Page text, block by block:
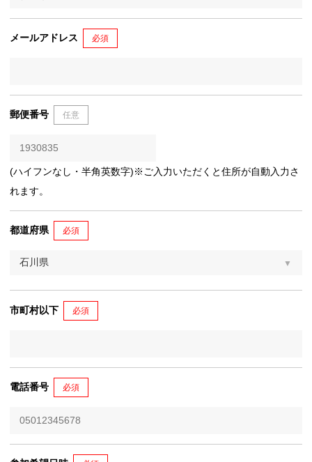
メールアドレス 必須
郵便番号 任意
(ハイフンなし・半角英数字)※ご入力いただくと住所が自動入力さ
れます。
都道府県 必須
市町村以下 必須
電話番号 必須